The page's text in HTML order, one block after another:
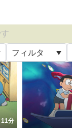
フィルタ
すべて
視聴済み
11分